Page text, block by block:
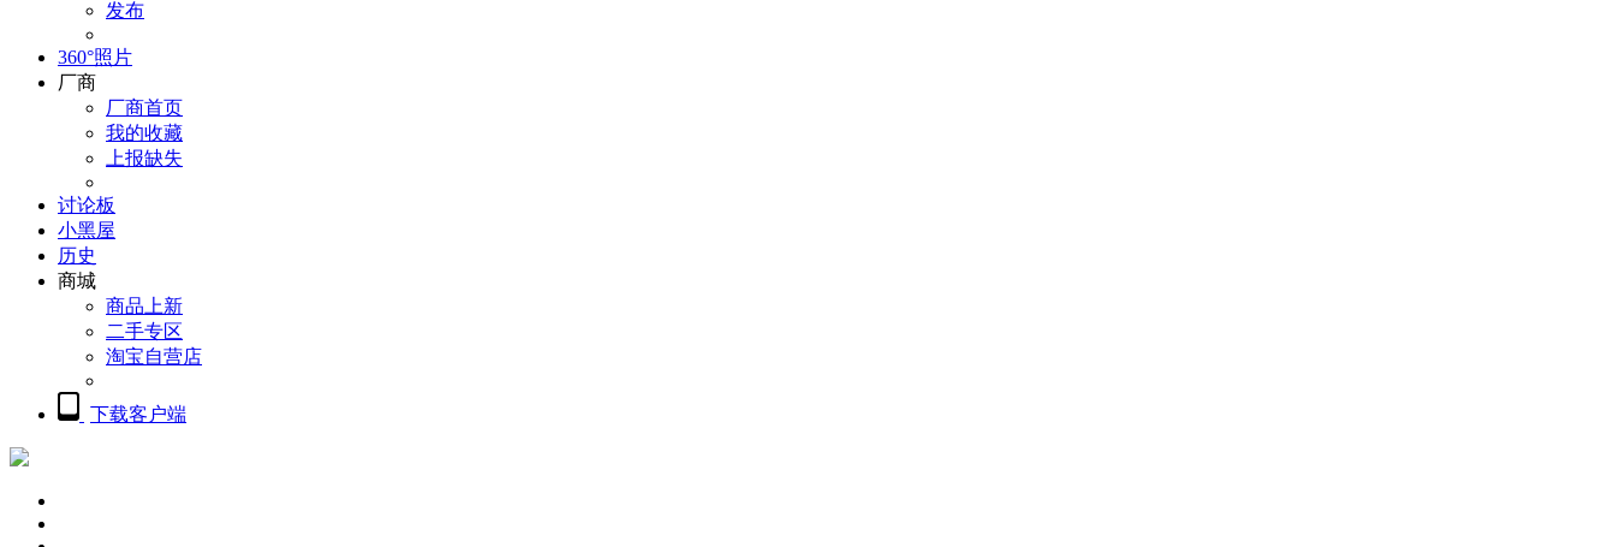
发布
360°照片
厂商
厂商首页
我的收藏
上报缺失
讨论板
小黑屋
历史
商城
商品上新
二手专区
淘宝自营店
下载客户端